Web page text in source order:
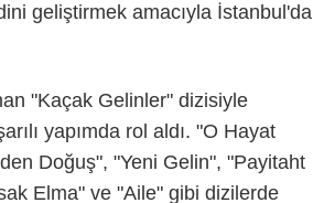
geliştirmek amacıyla İstanbul'da
"Kaçak Gelinler" dizisiyle
yapımda rol aldı. "O Hayat
Doğuş", "Yeni Gelin", "Payitaht
Elma" ve "Aile" gibi dizilerde